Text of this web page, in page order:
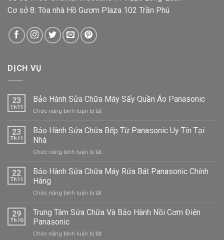
Cơ sở 8: Tòa nhà Hồ Gươm Plaza 102 Trần Phú
DỊCH VỤ
23
Th11
Bảo Hành Sửa Chữa Máy Sấy Quần Áo Panasonic
Chức năng bình luận bị tắtở
Hành
Máy
Quần
23
Th11
Bảo Hành Sửa Chữa Bếp Từ Panasonic Uy Tín Tại
Nhà
Chức năng bình luận bị tắtở
Hành
Bếp
Panasonic
Tại
22
Th11
Bảo Hành Sửa Chữa Máy Rửa Bát Panasonic Chính
Hãng
Chức năng bình luận bị tắtở
Hành
Máy
29
Th10
Trung Tâm Sửa Chữa Và Bảo Hành Nồi Cơm Điện
Panasonic
Chức năng bình luận bị tắtở